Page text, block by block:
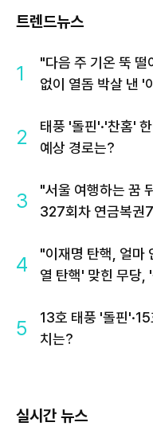
트렌드뉴스
1
"다음 주 기온 뚝
없이 열돔 박살 낸 '
2
태풍 '돌핀'·'찬홈'
예상 경로는?
3
"서울 여행하는 꿈
327회차 연금복권
4
"이재명 탄핵, 얼마
열 탄핵' 맞힌 무당,
5
13호 태풍 '돌핀
치는?
실시간 뉴스